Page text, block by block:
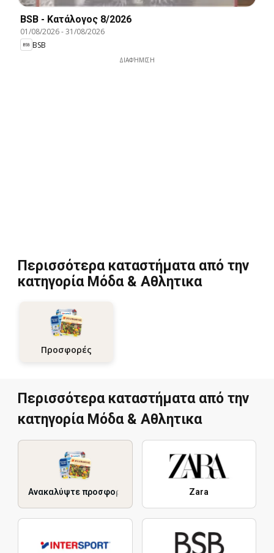
BSB - Kατάλογος 8/2026
01/08/2026-31/08/2026
BSB
ΔΙΑΦΉΜΙΣΗ
Περισσότερα καταστήματα από την
κατηγορία Μόδα & Aθλητικα
Προσφορές
Περισσότερα καταστήματα από την
κατηγορία Μόδα & Aθλητικα
Ανακαλύψτε προσφορές Zara